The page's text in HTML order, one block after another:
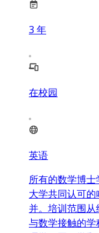
3 年
在校园
英语
所有的数学博
大学共同认可
并。培训范围
与数学接触的